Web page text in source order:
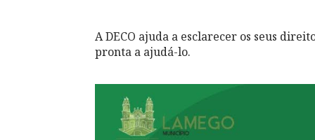
A DECO ajuda a esclarecer os seus
pronta a ajudá-lo.